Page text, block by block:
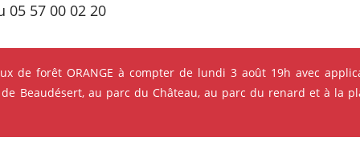
de forêt ORANGE à compter de lundi 3 août 19h avec
Beaudésert, au parc du Château, au parc du renard et à la
05 57 00 02 20
qui pourraient vous